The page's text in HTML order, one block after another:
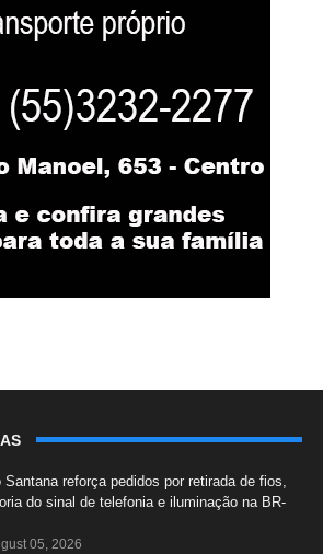
Santana reforça pedidos por retirada de fios,
do sinal de telefonia e iluminação na BR-
05, 2026